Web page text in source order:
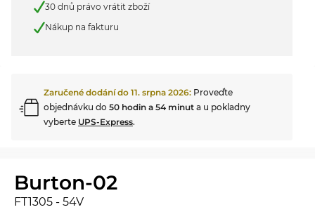
30 dnů právo vrátit zboží
Nákup na fakturu
Zaručené dodání do 11. srpna 2026: Proveďte
objednávku do 50 hodin a 54 minut a u pokladny
vyberte UPS-Express.
Burton-02
FT1305 - 54V